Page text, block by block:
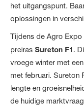
het uitgangspunt.
oplossingen in
Tijdens de Agro
preirasSureton F1.
vroege winter met
met februari. Sureton
lengte en
de huidige